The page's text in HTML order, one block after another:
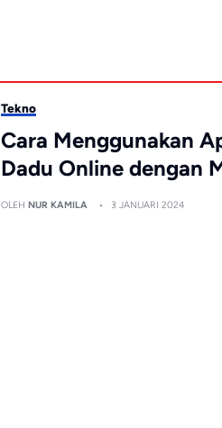
Tekno
Cara Menggunakan
Dadu Online dengan
OLEH NUR KAMILA 3 JANUARI 2024